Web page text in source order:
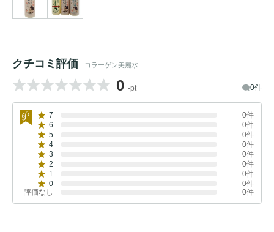
クチコミ評価 コラーゲン美麗水
0 -pt 0件
7
0件
6
0件
5
0件
4
0件
3
0件
2
0件
1
0件
0
0件
評価なし
0件